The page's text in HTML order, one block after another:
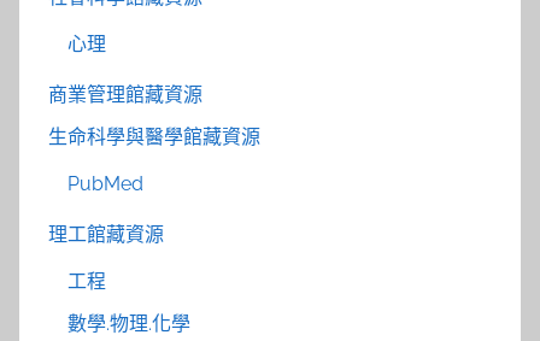
心理
商業管理館藏資源
生命科學與醫學館藏資源
PubMed
理工館藏資源
工程
數學.物理.化學